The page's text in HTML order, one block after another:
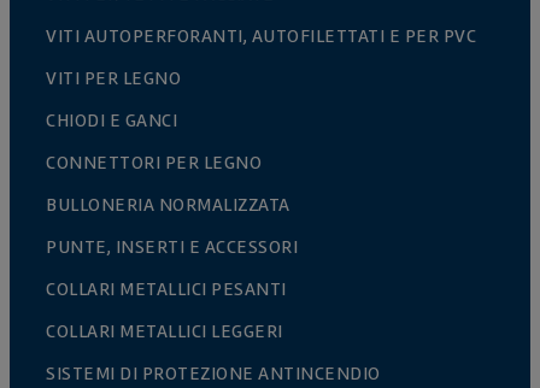
VITI AUTOPERFORANTI, AUTOFILETTATI E PER PVC
VITI PER LEGNO
CHIODI E GANCI
CONNETTORI PER LEGNO
BULLONERIA NORMALIZZATA
PUNTE, INSERTI E ACCESSORI
COLLARI METALLICI PESANTI
COLLARI METALLICI LEGGERI
SISTEMI DI PROTEZIONE ANTINCENDIO